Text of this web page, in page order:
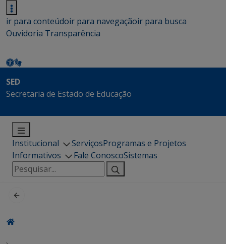
ir para conteúdoir para navegaçãoir para busca
Ouvidoria Transparência
SED
Secretaria de Estado de Educação
Institucional ServiçosProgramas e Projetos
Informativos
Fale ConoscoSistemas
Pesquisar
por: